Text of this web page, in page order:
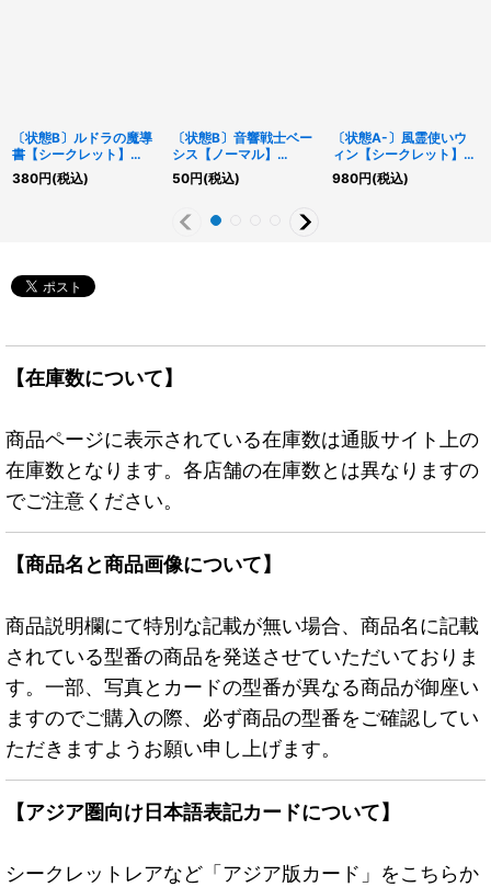
〔状態B〕ルドラの魔導
書【シークレット】
{COTD-JP062}《魔
法》
380円(税込)
〔状態B〕音響戦士ベー
シス【ノーマル】
{STOR-JP033}《モン
スター》
50円(税込)
〔状態A-〕風霊使いウ
ィン【シークレット】
{RD/ORP4-JP004}
《RDモンスター》
980円(税込)
【在庫数について】
商品ページに表示されている在庫数は通販サイト上の
在庫数となります。各店舗の在庫数とは異なりますの
でご注意ください。
【商品名と商品画像について】
商品説明欄にて特別な記載が無い場合、商品名に記載
されている型番の商品を発送させていただいておりま
す。一部、写真とカードの型番が異なる商品が御座い
ますのでご購入の際、必ず商品の型番をご確認してい
ただきますようお願い申し上げます。
【アジア圏向け日本語表記カードについて】
シークレットレアなど「アジア版カード」をこちらか